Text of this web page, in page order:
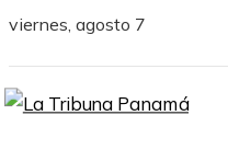
viernes, agosto 7